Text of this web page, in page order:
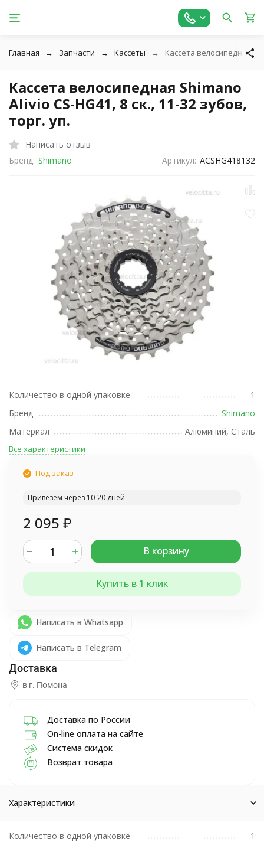
Главная Запчасти Кассеты Кассета велосипедная
Кассета велосипедная Shimano
Alivio CS-HG41, 8 ск., 11-32 зубов,
торг. уп.
Написать отзыв
Бренд: Shimano Артикул: ACSHG418132
Количество в одной упаковке
1
Бренд
Shimano
Материал
Алюминий, Сталь
Все характеристики
Под заказ
Привезём через 10-20 дней
2 095 ₽
В корзину
Купить в 1 клик
Написать в Whatsapp
Написать в Telegram
в г. Помона
Доставка по России
On-line оплата на сайте
Система скидок
Возврат товара
Характеристики
Количество в одной упаковке
1